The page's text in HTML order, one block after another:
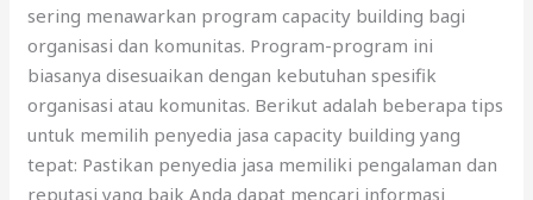
sering menawarkan program capacity building bagi
organisasi dan komunitas. Program-program ini
biasanya disesuaikan dengan kebutuhan spesifik
organisasi atau komunitas. Berikut adalah beberapa tips
untuk memilih penyedia jasa capacity building yang
tepat: Pastikan penyedia jasa memiliki pengalaman dan
reputasi yang baik Anda dapat mencari informasi